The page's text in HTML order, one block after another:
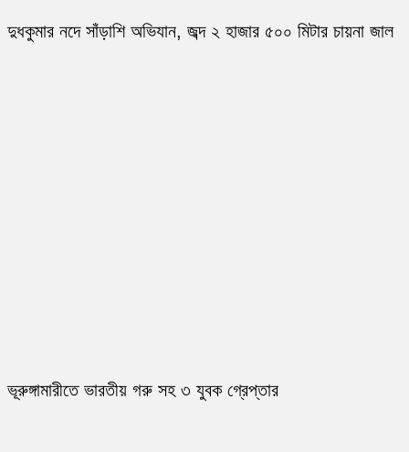
দুধকুমার নদে সাঁড়াশি অভিযান, জব্দ ২ হাজার ৫০০ মিটার চায়না জাল
ভূরুঙ্গামারীতে ভারতীয় গরু সহ ৩ যুবক গ্রেপ্তার